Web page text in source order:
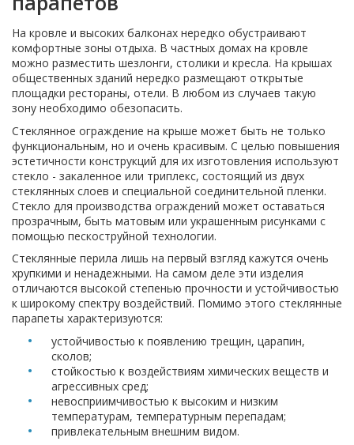
На кровле и высоких балконах нередко обустраивают
комфортные зоны отдыха. В частных домах на кровле
можно разместить шезлонги, столики и кресла. На крышах
общественных зданий нередко размещают открытые
площадки рестораны, отели. В любом из случаев такую
зону необходимо обезопасить.
Стеклянное ограждение на крыше может быть не только
функциональным, но и очень красивым. С целью повышения
эстетичности конструкций для их изготовления используют
стекло - закаленное или триплекс, состоящий из двух
стеклянных слоев и специальной соединительной пленки.
Стекло для производства ограждений может оставаться
прозрачным, быть матовым или украшенным рисунками с
помощью пескоструйной технологии.
Стеклянные перила лишь на первый взгляд кажутся очень
хрупкими и ненадежными. На самом деле эти изделия
отличаются высокой степенью прочности и устойчивостью
к широкому спектру воздействий. Помимо этого стеклянные
парапеты характеризуются:
устойчивостью к появлению трещин, царапин,
сколов;
стойкостью к воздействиям химических веществ и
агрессивных сред;
невосприимчивостью к высоким и низким
температурам, температурным перепадам;
привлекательным внешним видом.